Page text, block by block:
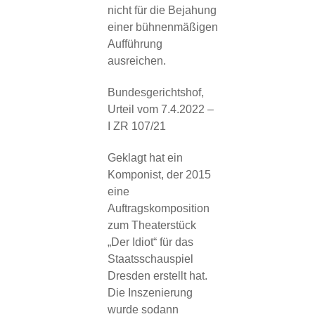
nicht für die Bejahung
einer bühnenmäßigen
Aufführung
ausreichen.
Bundesgerichtshof,
Urteil vom 7.4.2022 –
I ZR 107/21
Geklagt hat ein
Komponist, der 2015
eine
Auftragskomposition
zum Theaterstück
„Der Idiot“ für das
Staatsschauspiel
Dresden erstellt hat.
Die Inszenierung
wurde sodann